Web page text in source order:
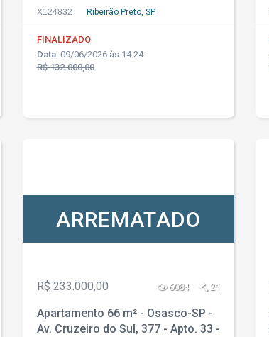
Elíseos
X124832 Ribeirão Preto, SP
FINALIZADO
Data:09/06/2026 às 14:24
R$ 132.000,00
ARREMATADO
R$ 233.000,00 6084 21
Apartamento 66 m² - Osasco-SP -
Av. Cruzeiro do Sul, 377 - Apto. 33 -